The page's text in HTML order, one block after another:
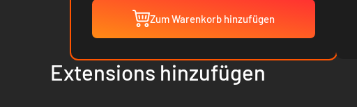
Zum Warenkorb hinzufügen
Extensions hinzufügen